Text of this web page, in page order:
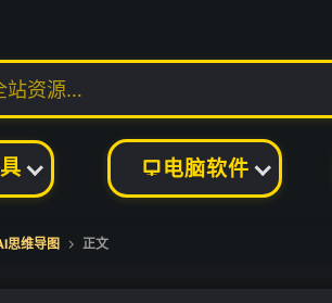
 电脑软件
思维导图  正文